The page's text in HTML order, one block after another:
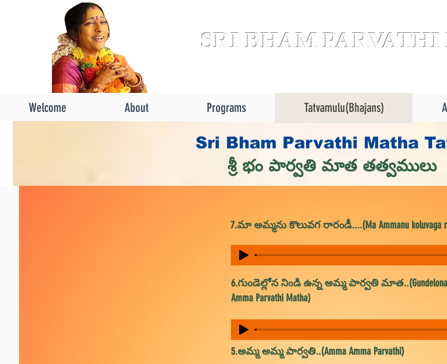
SRI BHAM
Welcome About Programs Tatvamulu(Bhajans)
Sri Bham Parvathi Matha
శ్రీ భం పార్వతి మాత తత్వములు
5.అమ్మ అమ్మ పార్వతి..(Amma Amma Parvathi)
6.గుండెల్లోన నిండి ఉన్న అమ్మ పార్వతి మాత..(Gundelona
Amma Parvathi Matha)
7.మా అమ్మను కొలువగ రారండీ....(Ma Ammanu koluvaga